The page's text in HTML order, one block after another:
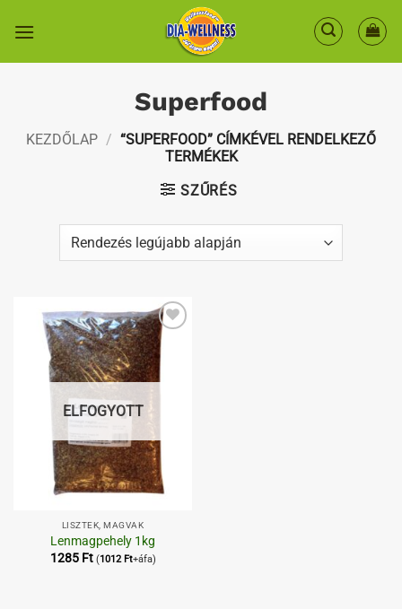
Superfood
KEZDŐLAP / “SUPERFOOD” CÍMKÉVEL RENDELKEZŐ
TERMÉKEK
SZŰRÉS
Kedvenceimhez
ELFOGYOTT
LISZTEK, MAGVAK
Lenmagpehely 1kg
1285 Ft (1012 Ft+áfa)